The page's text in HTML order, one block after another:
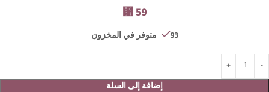
⃁ 59
93 متوفر في المخزون
إضافة إلى السلة